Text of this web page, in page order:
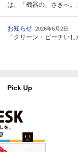
は、「機器の、さきへ。
お知らせ 2026年6月2日
「クリーン・ビーチい
Pick Up